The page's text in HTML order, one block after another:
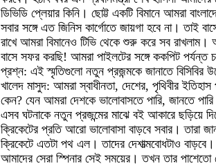
ডিভিডি প্লেয়ার কিনি। ছোট্ট একটি বিমানে আমরা
সবার সঙ্গে এত জিনিস কার্গোতে জায়গা হবে না। তাই
রাখে আমরা বিমানেও টিভি থেকে শুরু করে সব
বাসে সফর করছি! আমরা পাইলটের সঙ্গে ককপিট পর্যন্ত
প্রশ্ন: এই স্মৃতিগুলো নতুন প্রজন্মকে জানাতে বিসিবির
খালেদ মাসুদ: আমরা স্বাধীনতা, দেশের, পৃথিবীর
কেন? যেন আমরা দেশকে ভালোবাসতে পারি, জানতে
এসব ঘটনাকে নতুন প্রজন্মের মাঝে বই আকারে ছড়িয়ে
ক্রিকেটের প্রতি আরো ভালোবাসা বাড়বে সবার। তারা
ক্রিকেটে এতটা পথ এল। তাদের দেশাত্মবোধটাও
আমাদের সেরা স্পিনার সেই সময়ের। তখন তার